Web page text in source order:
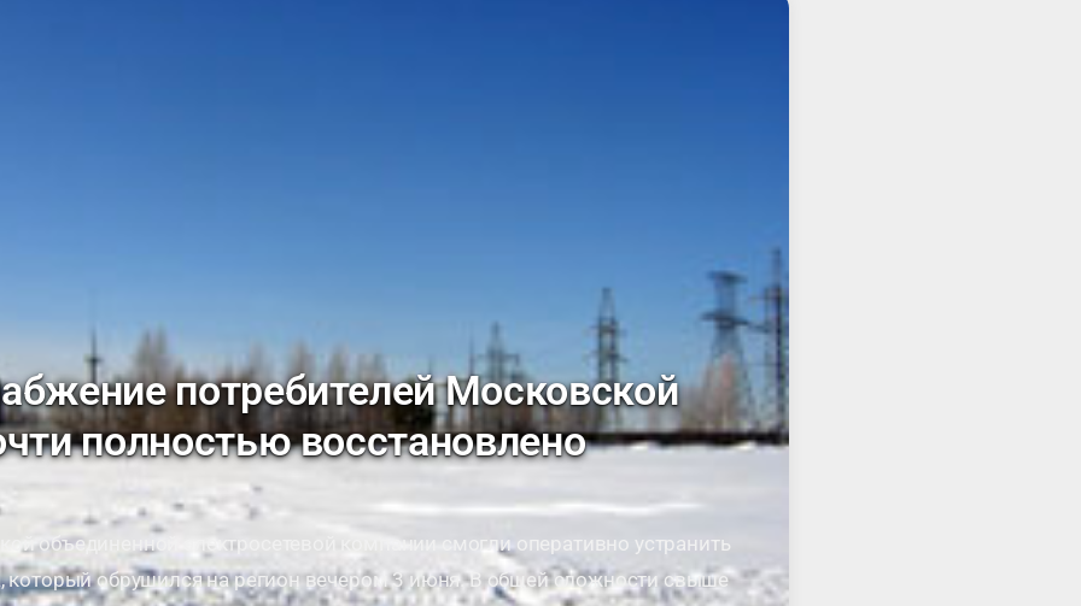
потребителей Московской
полностью восстановлено
объединенной электросетевой компании смогли оперативно устранить
который обрушился на регион вечером 3 июня. В общей сложности свыше